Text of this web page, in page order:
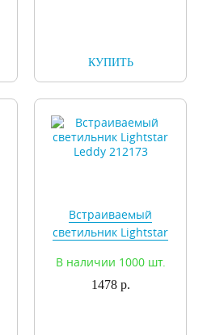
КУПИТЬ
Встраиваемый
светильник Lightstar
В наличии 1000 шт.
1478 р.